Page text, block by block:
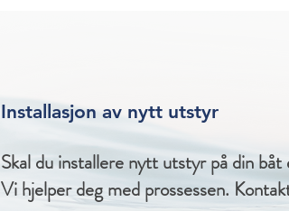
Installasjon av nytt utstyr
Skal du installere nytt utstyr på din
Vi hjelper deg med prossessen.